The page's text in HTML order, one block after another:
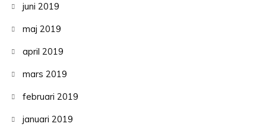
juni 2019
maj 2019
april 2019
mars 2019
februari 2019
januari 2019